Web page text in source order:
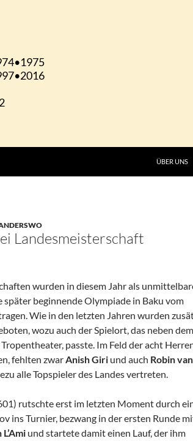
ÜBER UNS
Landesmeisterschaft
wurden in diesem Jahr als
später beginnende Olympiade in Baku vom
Wie in den letzten Jahren wurden
wozu auch der Spielort, das neben dem
passte. Im Feld der acht
fehlten zwarAnish Giri und auch Robin van
alle Topspieler des Landes vertreten.
rutschte erst im letzten Moment durch
ins Turnier, bezwang in der ersten Runde
und startete damit einen Lauf, der ihm